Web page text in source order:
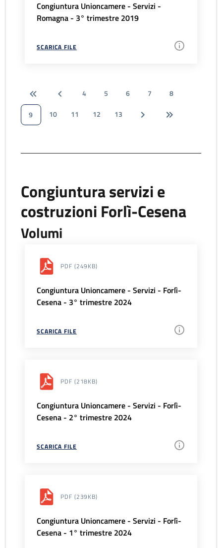
Congiuntura Unioncamere - Servizi -
Romagna - 3° trimestre 2019
SCARICA FILE
4 5 6 7
8
9
10 11 12 13
Congiuntura servizi e
costruzioni Forlì-Cesena
Volumi
PDF (249KB)
Congiuntura Unioncamere - Servizi - Forlì-
Cesena - 3° trimestre 2024
SCARICA FILE
PDF (218KB)
Congiuntura Unioncamere - Servizi - Forlì-
Cesena - 2° trimestre 2024
SCARICA FILE
PDF (239KB)
Congiuntura Unioncamere - Servizi - Forlì-
Cesena - 1° trimestre 2024